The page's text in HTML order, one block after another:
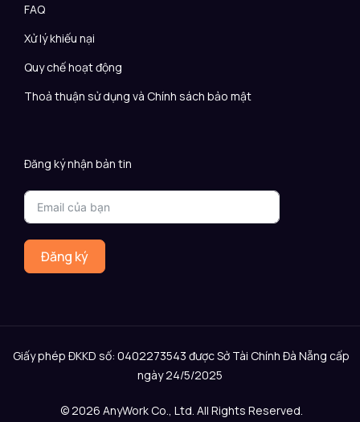
FAQ
Xử lý khiếu nại
Quy chế hoạt động
Thoả thuận sử dụng và Chính sách bảo mật
Đăng ký nhận bản tin
Đăng ký
Giấy phép ĐKKD số: 0402273543 được Sở Tài Chính Đà Nẵng cấp
ngày 24/5/2025
© 2026 AnyWork Co., Ltd. All Rights Reserved.